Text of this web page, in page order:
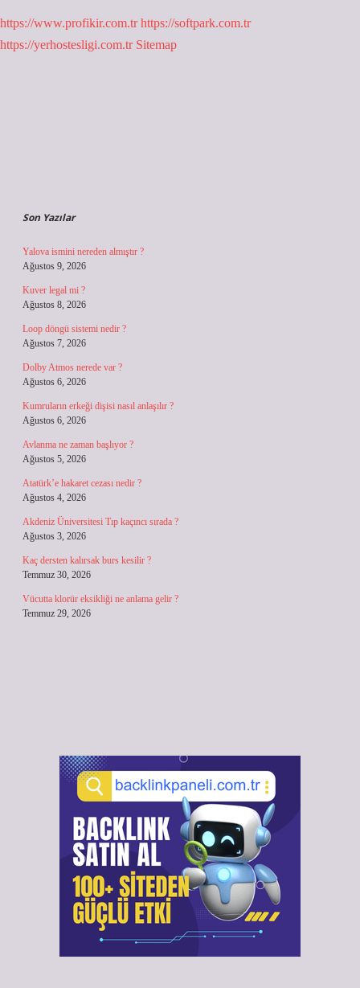
https://www.profikir.com.tr https://softpark.com.tr
https://yerhostesligi.com.tr Sitemap
Son Yazılar
Yalova ismini nereden almıştır ?
Ağustos 9, 2026
Kuver legal mi ?
Ağustos 8, 2026
Loop döngü sistemi nedir ?
Ağustos 7, 2026
Dolby Atmos nerede var ?
Ağustos 6, 2026
Kumruların erkeği dişisi nasıl anlaşılır ?
Ağustos 6, 2026
Avlanma ne zaman başlıyor ?
Ağustos 5, 2026
Atatürk’e hakaret cezası nedir ?
Ağustos 4, 2026
Akdeniz Üniversitesi Tıp kaçıncı sırada ?
Ağustos 3, 2026
Kaç dersten kalırsak burs kesilir ?
Temmuz 30, 2026
Vücutta klorür eksikliği ne anlama gelir ?
Temmuz 29, 2026